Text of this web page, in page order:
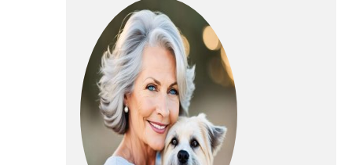
dehoussable . Nos panier pour
chien, oreiller pour chien sont
100% cousus à la main, fabriqués
avec des tissus certifiés doux et
agréables au toucher. Dans le
processus de production, nous
utilisons uniquement des produits
semi-finis testés, certifiés Oeko-
Tex Standard 100 et provenant
d'Europe. Les produits qui ont reçu